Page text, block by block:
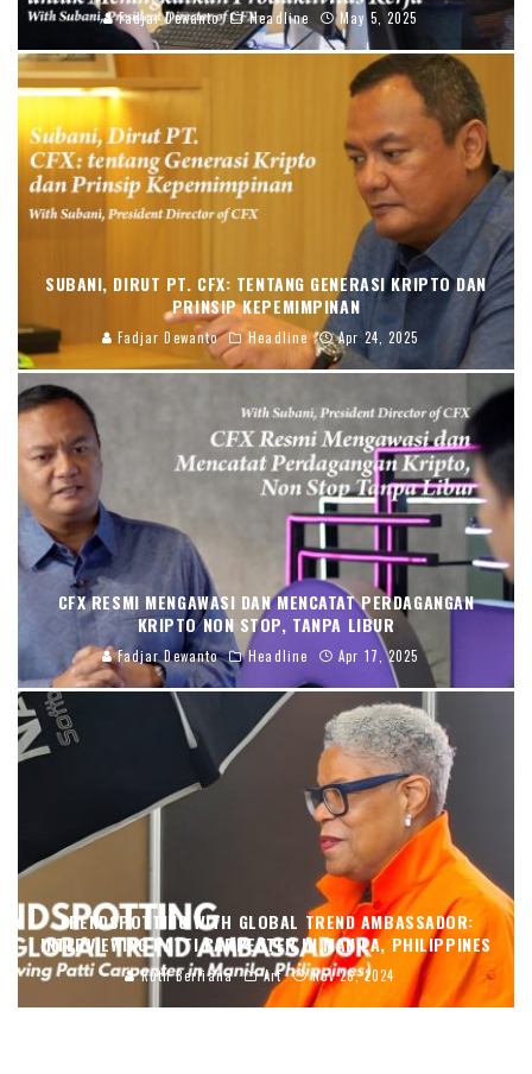
Fadjar Dewanto Headline May 5, 2025
SUBANI, DIRUT PT. CFX: TENTANG GENERASI KRIPTO DAN
PRINSIP KEPEMIMPINAN
Fadjar Dewanto Headline Apr 24, 2025
CFX RESMI MENGAWASI DAN MENCATAT PERDAGANGAN
KRIPTO NON STOP, TANPA LIBUR
Fadjar Dewanto Headline Apr 17, 2025
TRENDSPOTTING WITH GLOBAL TREND AMBASSADOR:
INTERVIEWING PATTI CARPENTER IN MANILA, PHILIPPINES
Ruth Berliana Art Nov 26, 2024